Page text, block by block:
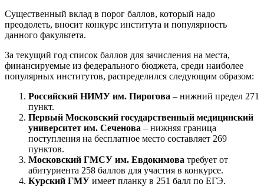
Существенный вклад в порог баллов, который надо
преодолеть, вносит конкурс института и популярность
данного факультета.
За текущий год список баллов для зачисления на места,
финансируемые из федерального бюджета, среди наиболее
популярных институтов, распределился следующим образом:
Российский НИМУ им. Пирогова – нижний предел 271
пункт.
Первый Московский государственный медицинский
университет им. Сеченова – нижняя граница
поступления на бесплатное место составляет 269
пунктов.
Московский ГМСУ им. Евдокимова требует от
абитуриента 258 баллов для участия в конкурсе.
Курский ГМУ имеет планку в 251 балл по ЕГЭ.